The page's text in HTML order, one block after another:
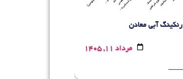
رنکینگ آبی معادن
مرداد 11, 1405